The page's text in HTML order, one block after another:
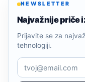
NEWSLETTER
Najvažnije priče
Prijavite se za
tehnologiji.